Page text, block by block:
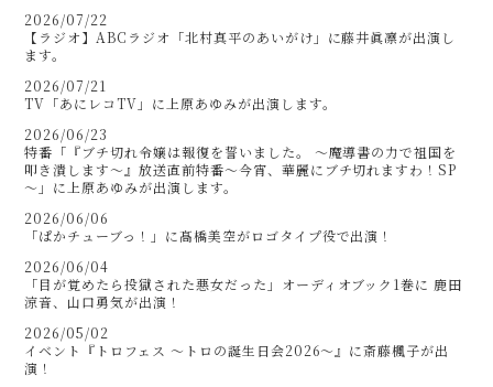
2026/07/22
【ラジオ】ABCラジオ「北村真平のあいがけ」に藤井眞凛が出演し
ます。
2026/07/21
TV「あにレコTV」に上原あゆみが出演します。
2026/06/23
特番「『ブチ切れ令嬢は報復を誓いました。 ～魔導書の力で祖国を
叩き潰します～』放送直前特番～今宵、華麗にブチ切れますわ！SP
～」に上原あゆみが出演します。
2026/06/06
「ぱかチューブっ！」に髙橋美空がロゴタイプ役で出演！
2026/06/04
「目が覚めたら投獄された悪女だった」オーディオブック1巻に 鹿田
涼音、山口勇気が出演！
2026/05/02
イベント『トロフェス ～トロの誕生日会2026～』に斎藤楓子が出
演！